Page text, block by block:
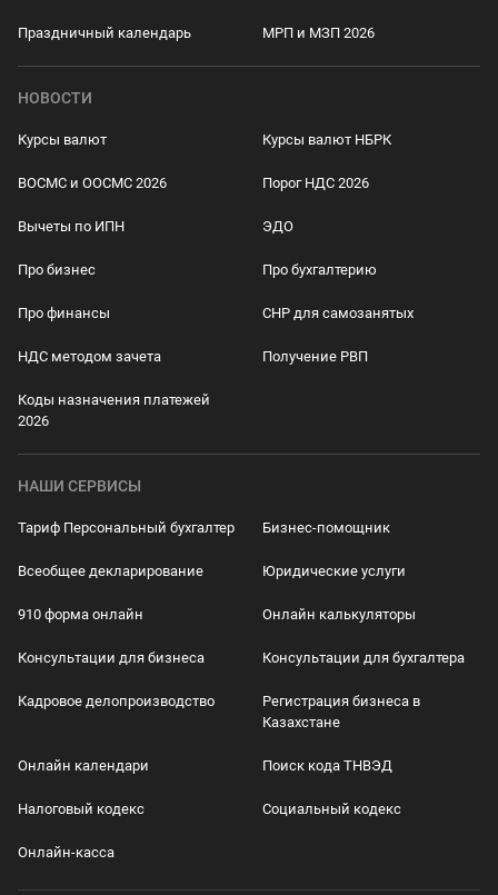
Праздничный календарь МРП и МЗП 2026
НОВОСТИ
Курсы валют Курсы валют НБРК
ВОСМС и ООСМС 2026 Порог НДС 2026
Вычеты по ИПН ЭДО
Про бизнес Про бухгалтерию
Про финансы СНР для самозанятых
НДС методом зачета Получение РВП
Коды назначения платежей
2026
НАШИ СЕРВИСЫ
Тариф Персональный бухгалтер Бизнес-помощник
Всеобщее декларирование Юридические услуги
910 форма онлайн Онлайн калькуляторы
Консультации для бизнеса Консультации для бухгалтера
Кадровое делопроизводство
Регистрация бизнеса в
Казахстане
Онлайн календари Поиск кода ТНВЭД
Налоговый кодекс Социальный кодекс
Онлайн-касса